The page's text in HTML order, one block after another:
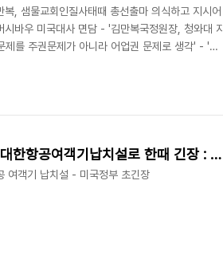
, 샘물교회인질사태때 총선출마 의식하고 지시어
바우 미국대사 면담 - '김만복국정원장, 청와대 지
를 주권문제가 아니라 어업권 문제로 생각' - '
나서 :위키리크스 한국전문 2011/09/13 - [분류 전
911테러당일 문자메시지 50만건 공개 - 대한항공여객기납치설로 한때 긴장 : 위키리크스 오늘 재공개
객기 납치설 - 미국정부 초긴장